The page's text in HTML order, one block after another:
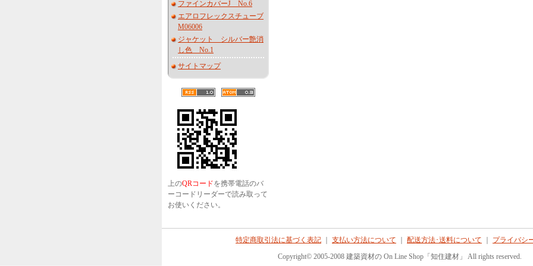
ファインカバーJ No.6
エアロフレックスチューブ
M06006
ジャケット シルバー艶消
し色 No.1
サイトマップ
上のQRコードを携帯電話のバ
ーコードリーダーで読み取って
お使いください。
特定商取引法に基づく表記 支払い方法について 配送方法･送料について
プライバシ
Copyright© 2005-2008 建築資材の On Line Shop「知住建材」 All rights reserved.